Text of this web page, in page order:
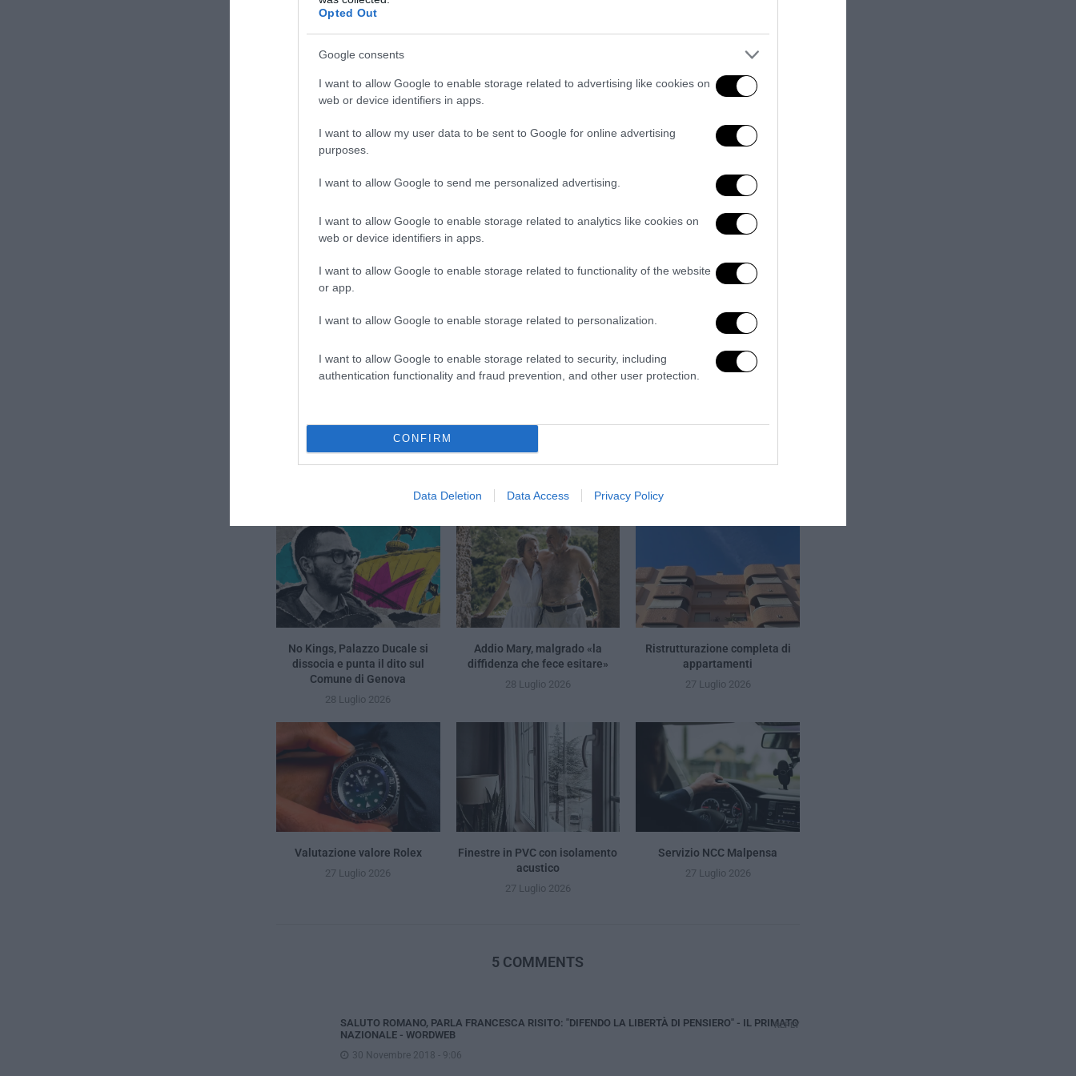
Opted Out
Google consents
I want to allow Google to enable storage related to advertising like cookies on
web or device identifiers in apps.
I want to allow my user data to be sent to Google for online advertising
purposes.
I want to allow Google to send me personalized advertising.
I want to allow Google to enable storage related to analytics like cookies on
web or device identifiers in apps.
I want to allow Google to enable storage related to functionality of the website
or app.
I want to allow Google to enable storage related to personalization.
I want to allow Google to enable storage related to security, including
authentication functionality and fraud prevention, and other user protection.
CONFIRM
Data Deletion Data Access Privacy Policy
LA REDAZIONE
lascia in mutande i giovani cinesi
alle stelle fra Ucraina e Russia
YOU MAY ALSO LIKE
No Kings, Palazzo Ducale si
dissocia e punta il dito sul
Comune di Genova
28 Luglio 2026
Addio Mary, malgrado «la
diffidenza che fece esitare»
28 Luglio 2026
Ristrutturazione completa di
appartamenti
27 Luglio 2026
Valutazione valore Rolex
27 Luglio 2026
Finestre in PVC con isolamento
acustico
27 Luglio 2026
Servizio NCC Malpensa
27 Luglio 2026
5 COMMENTS
SALUTO ROMANO, PARLA FRANCESCA RISITO: "DIFENDO LA LIBERTÀ DI PENSIERO" - IL PRIMATO
NAZIONALE - WORDWEB
30 Novembre 2018 - 9:06
REPLY